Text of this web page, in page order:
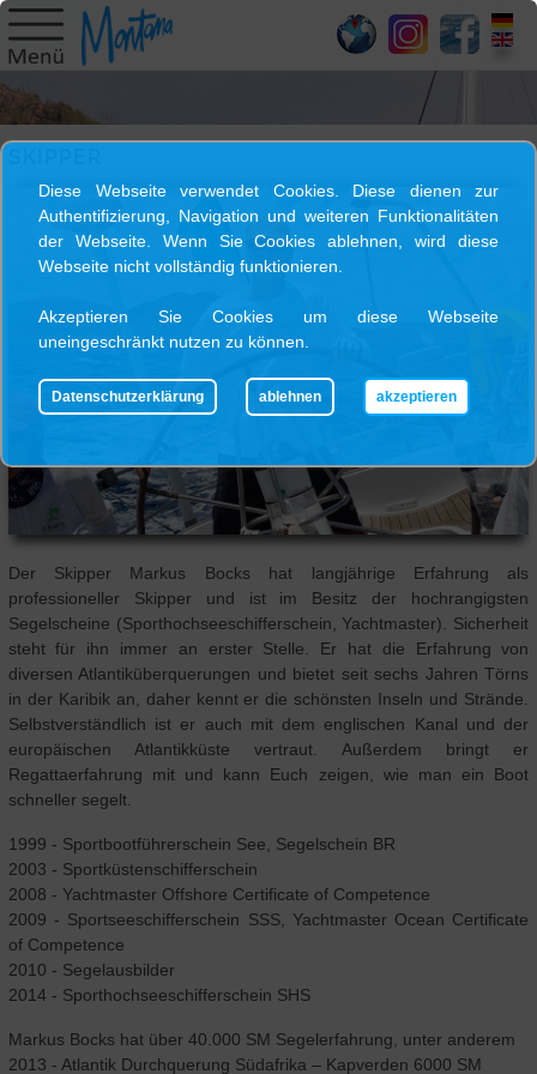
HOME
SY
SKIPPER
TRIPS
BLOG
KONTAKT
Der Skipper Markus Bocks hat langjährige Erfahrung als
professioneller Skipper und ist im Besitz der hochrangigsten
Segelscheine (Sporthochseeschifferschein, Yachtmaster). Sicherheit
steht für ihn immer an erster Stelle. Er hat die Erfahrung von
diversen Atlantiküberquerungen und bietet seit sechs Jahren Törns
in der Karibik an, daher kennt er die schönsten Inseln und Strände.
Selbstverständlich ist er auch mit dem englischen Kanal und der
europäischen Atlantikküste vertraut. Außerdem bringt er
Regattaerfahrung mit und kann Euch zeigen, wie man ein Boot
schneller segelt.
1999 - Sportbootführerschein See, Segelschein BR
2003 - Sportküstenschifferschein
2008 - Yachtmaster Offshore Certificate of Competence
2009 - Sportseeschifferschein SSS, Yachtmaster Ocean Certificate
of Competence
2010 - Segelausbilder
2014 - Sporthochseeschifferschein SHS
Markus Bocks hat über 40.000 SM Segelerfahrung, unter anderem
2013 - Atlantik Durchquerung Südafrika – Kapverden 6000 SM
Diese Webseite verwendet Cookies. Diese dienen zur
Authentifizierung, Navigation und weiteren Funktionalitäten
der Webseite. Wenn Sie Cookies ablehnen, wird diese
Webseite nicht vollständig funktionieren.
Akzeptieren Sie Cookies um diese Webseite
uneingeschränkt nutzen zu können.
Datenschutzerklärung ablehnen akzeptieren